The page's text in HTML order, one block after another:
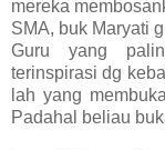
mereka
SMA, buk Maryati
Guru yang
terinspirasi dg
lah yang
Padahal beliau